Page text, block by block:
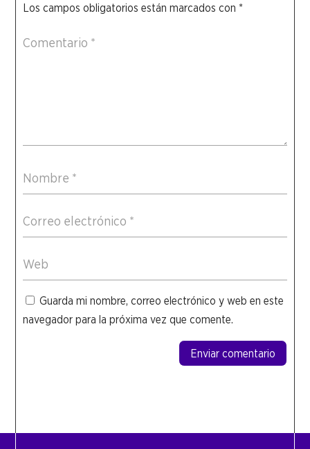
Los campos obligatorios están marcados con *
Guarda mi nombre, correo electrónico y web en este
navegador para la próxima vez que comente.
Enviar comentario